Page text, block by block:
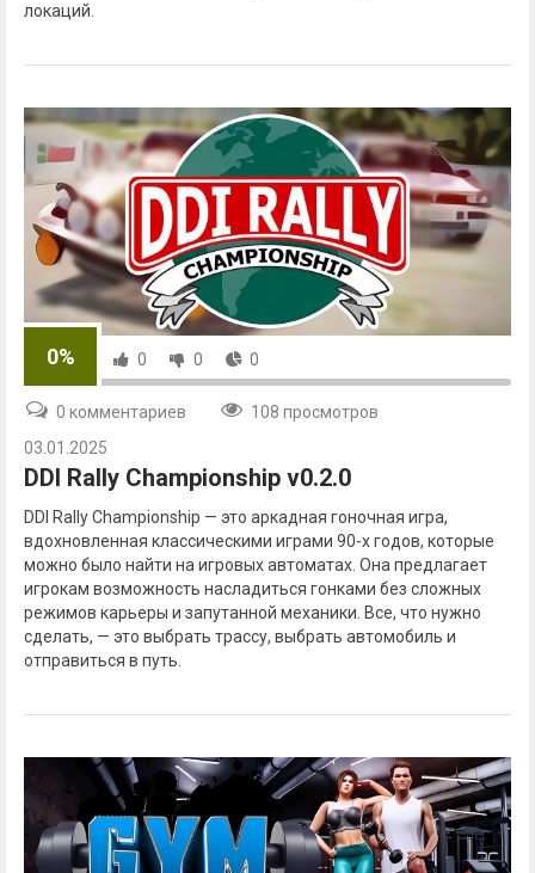
локаций.
0% 0 0 0
0 комментариев
108 просмотров
03.01.2025
DDI Rally Championship v0.2.0
DDI Rally Championship — это аркадная гоночная игра,
вдохновленная классическими играми 90-х годов, которые
можно было найти на игровых автоматах. Она предлагает
игрокам возможность насладиться гонками без сложных
режимов карьеры и запутанной механики. Все, что нужно
сделать, — это выбрать трассу, выбрать автомобиль и
отправиться в путь.